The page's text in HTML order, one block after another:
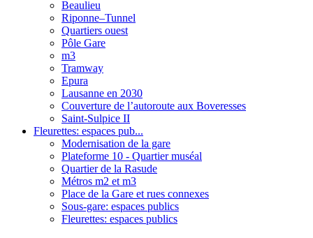
Beaulieu
Riponne–Tunnel
Quartiers ouest
Pôle Gare
m3
Tramway
Epura
Lausanne en 2030
Couverture de l’autoroute aux Boveresses
Saint-Sulpice II
Fleurettes: espaces pub...
Modernisation de la gare
Plateforme 10 - Quartier muséal
Quartier de la Rasude
Métros m2 et m3
Place de la Gare et rues connexes
Sous-gare: espaces publics
Fleurettes: espaces publics